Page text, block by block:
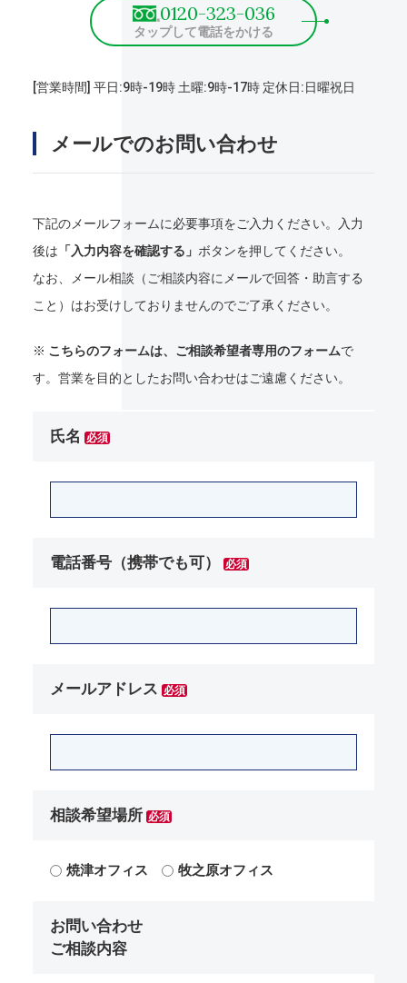
0120-323-036
タップして電話をかける
[営業時間] 平日:9時-19時 土曜:9時-17時 定休日:日曜祝日
メールでのお問い合わせ
下記のメールフォームに必要事項をご入力ください。入力
後は 「入力内容を確認する」 ボタンを押してください。
なお、メール相談（ご相談内容にメールで回答・助言する
こと）はお受けしておりませんのでご了承ください。
※ こちらのフォームは、ご相談希望者専用のフォームで
す。営業を目的としたお問い合わせはご遠慮ください。
氏名 必須
電話番号（携帯でも可） 必須
メールアドレス 必須
相談希望場所 必須
焼津オフィス 牧之原オフィス
お問い合わせ
ご相談内容